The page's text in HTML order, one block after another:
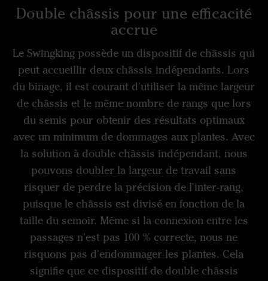
Double châssis pour une efficacité
accrue
Le Swingking possède un dispositif de châssis qui
peut accueillir deux châssis indépendants. Lors
du binage, il est courant d'utiliser la même largeur
de châssis et le même nombre de rangs que lors
du semis pour obtenir des résultats optimaux
avec un minimum de dommages aux plantes. Avec
la solution à double châssis indépendant, nous
pouvons doubler la largeur de travail sans
risquer de perdre la précision de l'inter-rang,
puisque le châssis est divisé en fonction de la
taille du semoir. Même si la connexion entre les
passages n'est pas 100 % correcte, nous ne
risquons pas d'endommager les plantes. Cela
signifie que ce dispositif de double châssis